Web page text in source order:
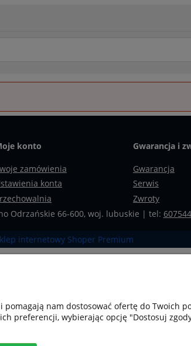
konto
zamówienia
konta
Gwarancja i
Gwarancja
Serwis
Zwroty
Odrzańskie 66-600, woj. lubuskie | tel:
internetowy Shoper Premium
nam dostosować ofertę do Twoich
preferencji, wybierając opcję "Dostosuj